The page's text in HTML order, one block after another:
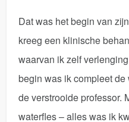
Dat was het begin van
kreeg een klinische
waarvan ik zelf
begin was ik compleet
de verstrooide professor.
waterfles – alles was ik